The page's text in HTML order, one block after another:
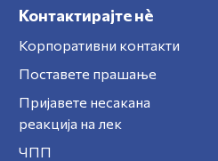
Контактирајте нè
Корпоративни контакти
Поставете прашање
Пријавете несакана
реакција на лек
ЧПП